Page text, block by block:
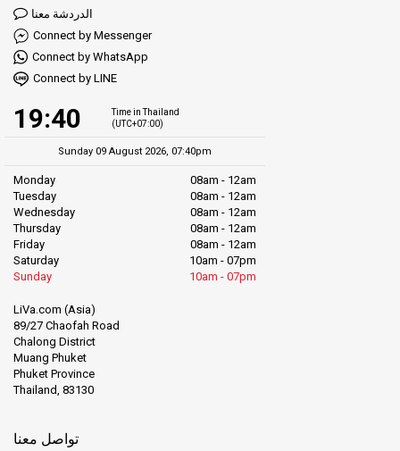
الدردشة معنا
Connect by Messenger
Connect by WhatsApp
Connect by LINE
19:40
Time in Thailand
(UTC+07:00)
Sunday 09 August 2026, 07:40pm
Monday
08am - 12am
Tuesday
08am - 12am
Wednesday
08am - 12am
Thursday
08am - 12am
Friday
08am - 12am
Saturday
10am - 07pm
Sunday
10am - 07pm
LiVa.com (Asia)
89/27 Chaofah Road
Chalong District
Muang Phuket
Phuket Province
Thailand, 83130
تواصل معنا